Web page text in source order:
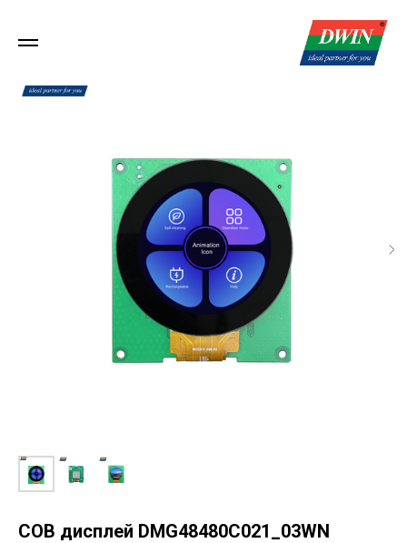
COB дисплей DMG48480C021_03WN